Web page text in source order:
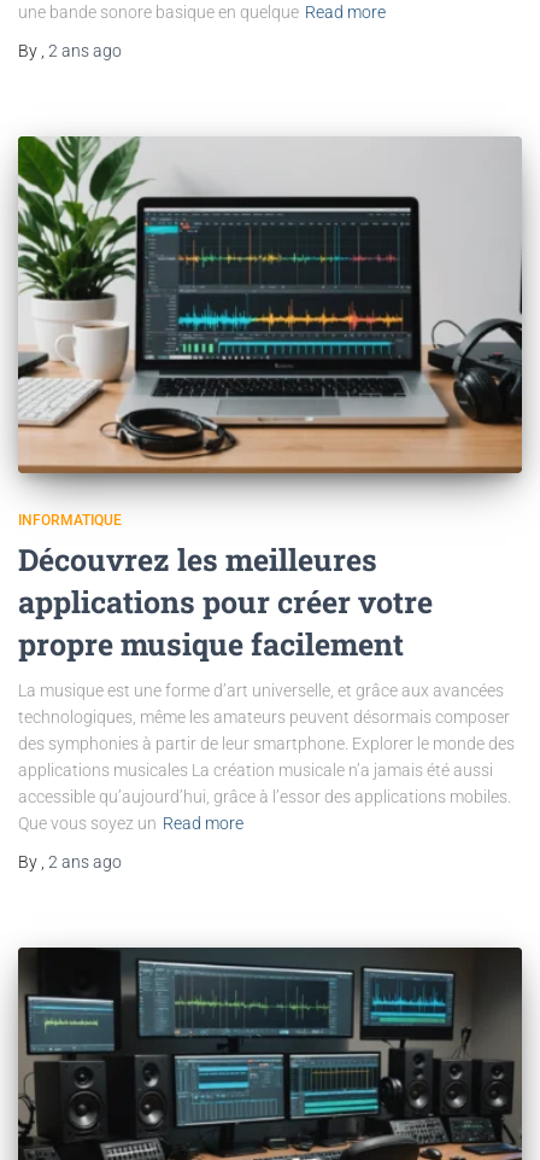
une bande sonore basique en quelque Read more
By 2 ansago
INFORMATIQUE
Découvrez les meilleures
applications pour créer votre
propre musique facilement
La musique est une forme d’art universelle, et grâce aux avancées
technologiques, même les amateurs peuvent désormais composer
des symphonies à partir de leur smartphone. Explorer le monde des
applications musicales La création musicale n’a jamais été aussi
accessible qu’aujourd’hui, grâce à l’essor des applications mobiles.
Que vous soyez un Read more
By 2 ansago